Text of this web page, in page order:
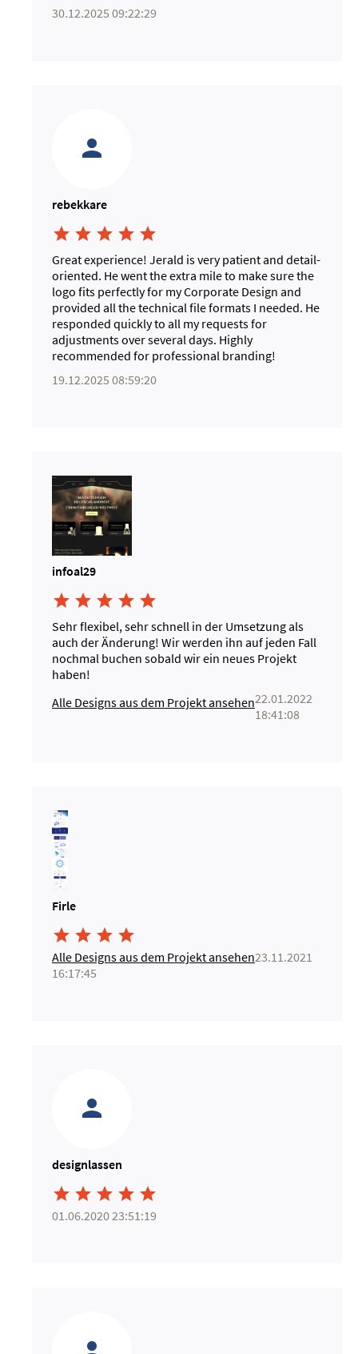
30.12.2025 09:22:29
rebekkare
    
Great experience! Jerald is very patient and detail-
oriented. He went the extra mile to make sure the
logo fits perfectly for my Corporate Design and
provided all the technical file formats I needed. He
responded quickly to all my requests for
adjustments over several days. Highly
recommended for professional branding!
19.12.2025 08:59:20
infoal29
    
Sehr flexibel, sehr schnell in der Umsetzung als
auch der Änderung! Wir werden ihn auf jeden Fall
nochmal buchen sobald wir ein neues Projekt
haben!
Alle Designs aus dem Projekt ansehen22.01.2022
18:41:08
Firle
   
Alle Designs aus dem Projekt ansehen23.11.2021
16:17:45
designlassen
    
01.06.2020 23:51:19